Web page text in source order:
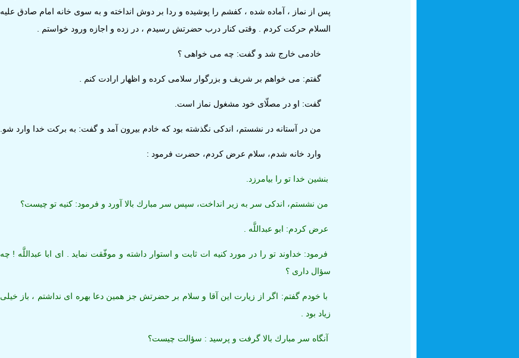
پس از نماز ، آماده شده ، كفشم را پوشيده و ردا بر دوش انداخته و به سوى خانه امام صادق ‏عليه
السلام حركت كردم . وقتى كنار درب حضرتش رسيدم ، در زده و اجازه ورود خواستم .
خادمى خارج شد و گفت: چه مى‏ خواهى ؟
گفتم: مى ‏خواهم بر شريف و بزرگوار سلامى كرده و اظهار ارادت كنم .
گفت: او در مصلّاى خود مشغول نماز است.
من در آستانه در نشستم، اندكى نگذشته بود كه خادم بيرون آمد و گفت: به بركت خدا وارد شو.
وارد خانه شدم، سلام عرض كردم، حضرت فرمود :
بنشين خدا تو را بيامرزد.
من نشستم، اندكى سر به زير انداخت، سپس سر مبارك بالا آورد و فرمود: كنيه تو چيست؟
عرض كردم: ابو عبداللَّه .
فرمود: خداوند تو را در مورد كنيه ‏ات ثابت و استوار داشته و موفّقت نمايد . اى ابا عبداللَّه ! چه
سؤال دارى ؟
با خودم گفتم: اگر از زيارت اين آقا و سلام بر حضرتش جز همين دعا بهره ‏اى نداشتم ، باز خيلى
زياد بود .
آنگاه سر مبارك بالا گرفت و پرسيد : سؤالت چيست؟